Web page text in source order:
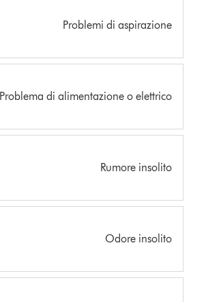
Problemi di aspirazione
Problema di alimentazione o elettrico
Rumore insolito
Odore insolito